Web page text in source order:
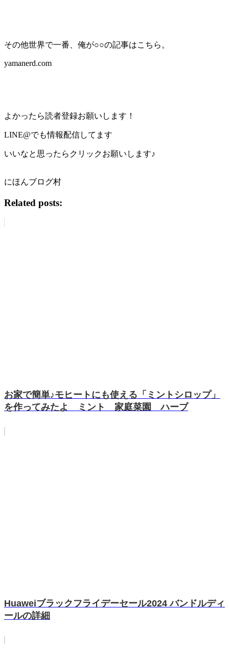
その他世界で一番、俺が○○の記事はこちら。
yamanerd.com
よかったら読者登録お願いします！
LINE@でも情報配信してます
いいなと思ったらクリックお願いします♪
にほんブログ村
Related posts:
お家で簡単♪モヒートにも使える「ミントシロップ」
を作ってみたよ ミント 家庭菜園 ハーブ
Huaweiブラックフライデーセール2024 バンドルディ
ールの詳細